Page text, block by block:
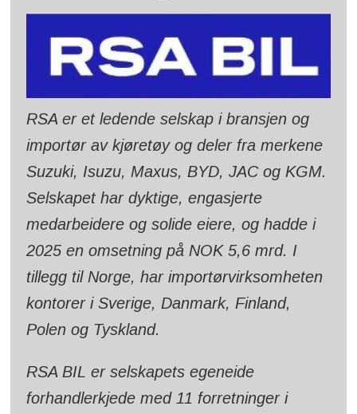
RSA er et ledende selskap i bransjen og
importør av kjøretøy og deler fra merkene
Suzuki, Isuzu, Maxus, BYD, JAC og KGM.
Selskapet har dyktige, engasjerte
medarbeidere og solide eiere, og hadde i
2025 en omsetning på NOK 5,6 mrd. I
tillegg til Norge, har importørvirksomheten
kontorer i Sverige, Danmark, Finland,
Polen og Tyskland.
RSA BIL er selskapets egeneide
forhandlerkjede med 11 forretninger i